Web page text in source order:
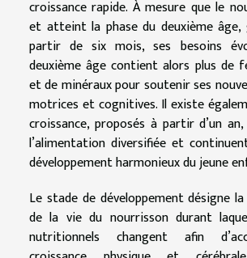
croissance rapide. À mesure que le
et atteint la phase du deuxième âge,
partir de six mois, ses besoins
deuxième âge contient alors plus de
et de minéraux pour soutenir ses
motrices et cognitives. Il existe
croissance, proposés à partir d’un
l’alimentation diversifiée et
développement harmonieux du jeune
Le stade de développement désigne
de la vie du nourrisson durant
nutritionnels changent afin